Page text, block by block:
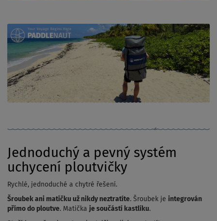
Jednoduchý a pevný systém
uchycení ploutvičky
Rychlé, jednoduché a chytré řešení.
Šroubek ani matičku už nikdy neztratíte. Šroubek je integrován
přímo do ploutve. Matička je součástí kastlíku.